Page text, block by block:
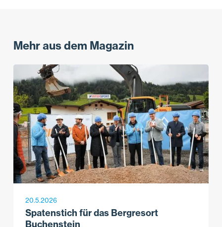
Mehr aus dem Magazin
20.5.2026
Spatenstich für das Bergresort
Buchenstein